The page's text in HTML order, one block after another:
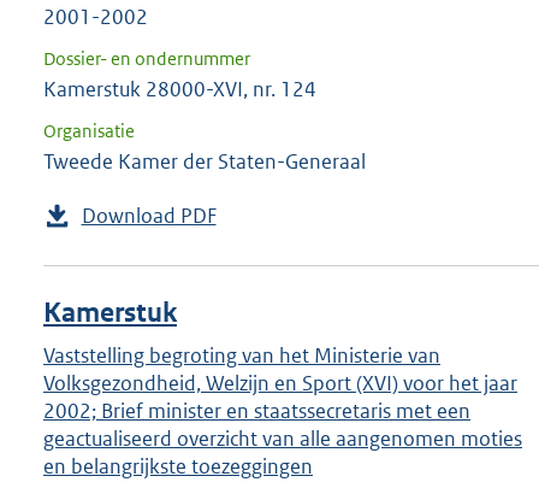
2001-2002
Dossier- en ondernummer
Kamerstuk 28000-XVI, nr. 124
Organisatie
Tweede Kamer der Staten-Generaal
Download PDF
Kamerstuk
Vaststelling begroting van het Ministerie van
Volksgezondheid, Welzijn en Sport (XVI) voor het jaar
2002; Brief minister en staatssecretaris met een
geactualiseerd overzicht van alle aangenomen moties
en belangrijkste toezeggingen